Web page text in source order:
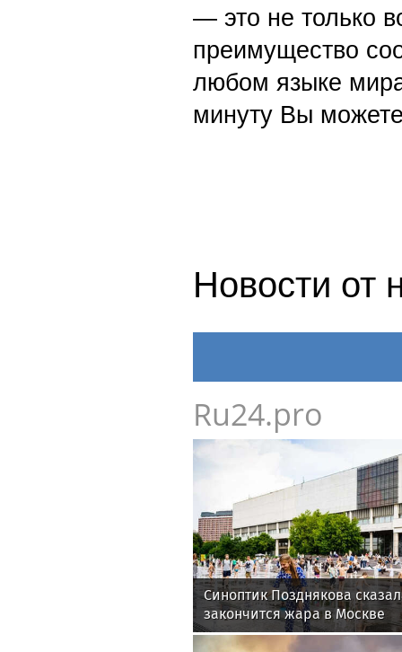
— это не только
преимущество
любом языке
минуту Вы
Новости от
Ru24.pro
Синоптик Позднякова
закончится жара в Москве